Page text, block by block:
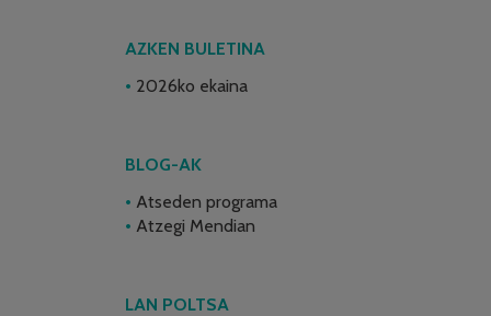
AZKEN BULETINA
2026ko ekaina
BLOG-AK
Atseden programa
Atzegi Mendian
LAN POLTSA